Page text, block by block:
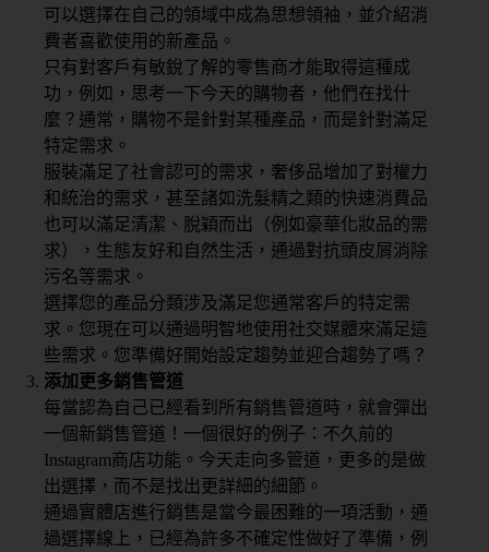
可以選擇在自己的領域中成為思想領袖，並介紹消
費者喜歡使用的新產品。
只有對客戶有敏銳了解的零售商才能取得這種成
功，例如，思考一下今天的購物者，他們在找什
麼？通常，購物不是針對某種產品，而是針對滿足
特定需求。
服裝滿足了社會認可的需求，奢侈品增加了對權力
和統治的需求，甚至諸如洗髮精之類的快速消費品
也可以滿足清潔、脫穎而出（例如豪華化妝品的需
求），生態友好和自然生活，通過對抗頭皮屑消除
污名等需求。
選擇您的產品分類涉及滿足您通常客戶的特定需
求。您現在可以通過明智地使用社交媒體來滿足這
些需求。您準備好開始設定趨勢並迎合趨勢了嗎？
添加更多銷售管道
每當認為自己已經看到所有銷售管道時，就會彈出
一個新銷售管道！一個很好的例子：不久前的
Instagram商店功能。今天走向多管道，更多的是做
出選擇，而不是找出更詳細的細節。
通過實體店進行銷售是當今最困難的一項活動，通
過選擇線上，已經為許多不確定性做好了準備，例